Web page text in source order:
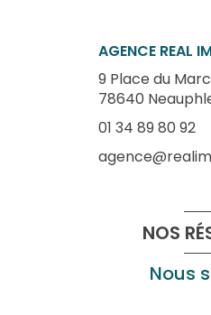
AGENCE REAL
9 Place du
78640
01 34 89 80 92
NOS
Nous